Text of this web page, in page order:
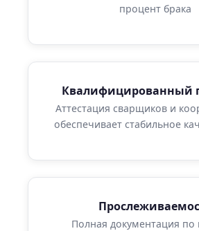
процент брака
Квалифицированный
Аттестация сварщиков и
обеспечивает стабильное
Полная документация по